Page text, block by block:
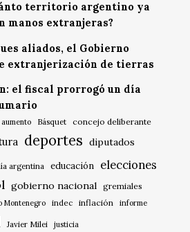
territorio argentino ya
manos extranjeras?
aliados, el Gobierno
extranjerización de tierras
el fiscal prorrogó un día
aumento Básquet concejo deliberante
deportes diputados
argentina educación elecciones
gobierno nacional gremiales
Montenegro indec inflación informe
Javier Milei justicia